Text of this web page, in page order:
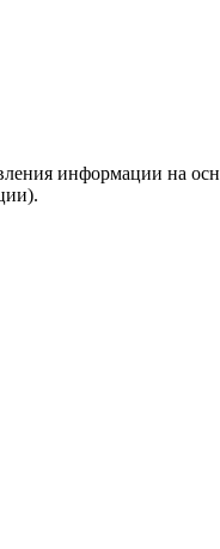
информации на